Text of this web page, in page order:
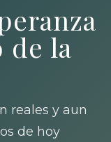
de la
reales y aun
de hoy